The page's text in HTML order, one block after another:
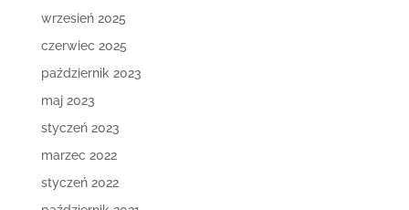
wrzesień 2025
czerwiec 2025
październik 2023
maj 2023
styczeń 2023
marzec 2022
styczeń 2022